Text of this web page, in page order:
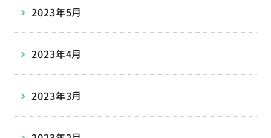
2023年5月
2023年4月
2023年3月